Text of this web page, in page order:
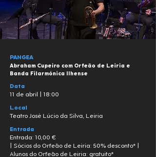
PANGEA
Abraham Cupeiro com Orfeão de Leiria e
Banda Filarmónica Ilhense
Data
11 de abril | 18:00
Local
Teatro José Lúcio da Silva, Leiria
Entrada
Entrada: 10,00 €
| Sócios do Orfeão de Leiria: 50% desconto* |
Alunos do Orfeão de Leiria: gratuito*